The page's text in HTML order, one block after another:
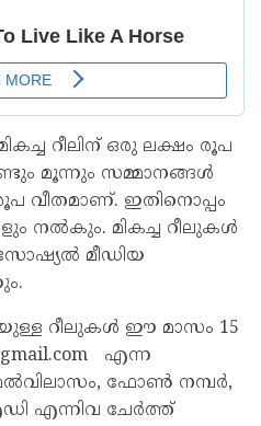
റീലിന് ഒരു ലക്ഷം രൂപ
മൂന്നും സമ്മാനങ്ങൾ
രൂപ വീതമാണ്. ഇതിനൊപ്പം
നൽകും. മികച്ച റീലുകൾ
മീഡിയ
റീലുകൾ ഈ മാസം 15
എന്ന
ഫോൺ നമ്പർ,
എന്നിവ ചേർത്ത്